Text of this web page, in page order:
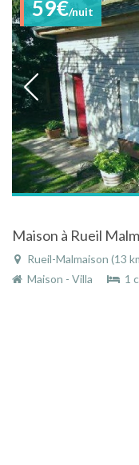
59€/nuit
Rueil-Malmaison (13
Maison - Villa
1